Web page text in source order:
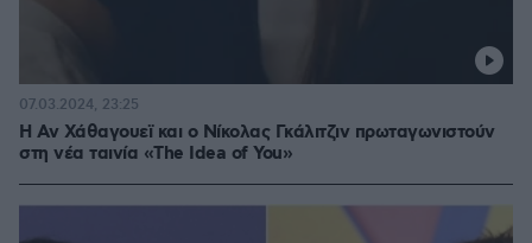
H Αν Χάθαγουεϊ και ο Νίκολας Γκάλιτζιν πρωταγωνιστούν
στη νέα ταινία «The Idea of You»
07.03.2024, 23:25